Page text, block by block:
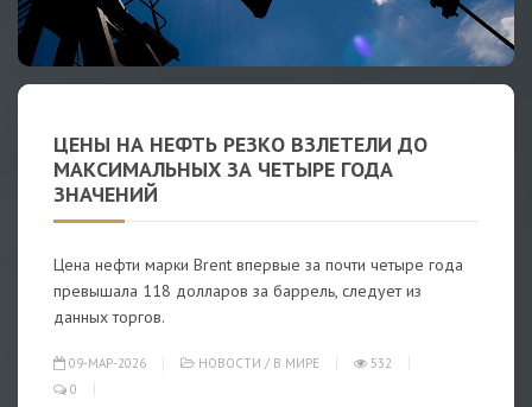
ЦЕНЫ НА НЕФТЬ РЕЗКО ВЗЛЕТЕЛИ ДО
МАКСИМАЛЬНЫХ ЗА ЧЕТЫРЕ ГОДА
ЗНАЧЕНИЙ
Цена нефти марки Brent впервые за почти четыре года
превышала 118 долларов за баррель, следует из
данных торгов.
09-МАР-2026 НОВОСТИ / В МИРЕ
532
0